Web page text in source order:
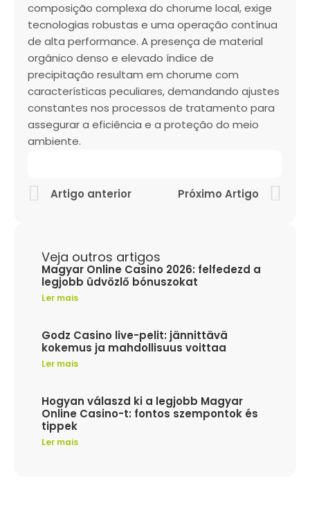
composição complexa do chorume local, exige
tecnologias robustas e uma operação contínua
de alta performance. A presença de material
orgânico denso e elevado índice de
precipitação resultam em chorume com
características peculiares, demandando ajustes
constantes nos processos de tratamento para
assegurar a eficiência e a proteção do meio
ambiente.
Artigo anterior Próximo Artigo
Veja outros artigos
Magyar Online Casino 2026: felfedezd a
legjobb üdvözlő bónuszokat
Ler mais
Godz Casino live-pelit: jännittävä
kokemus ja mahdollisuus voittaa
Ler mais
Hogyan válaszd ki a legjobb Magyar
Online Casino-t: fontos szempontok és
tippek
Ler mais